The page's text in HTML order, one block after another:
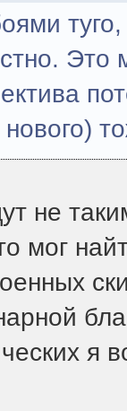
Это
не
мог
я